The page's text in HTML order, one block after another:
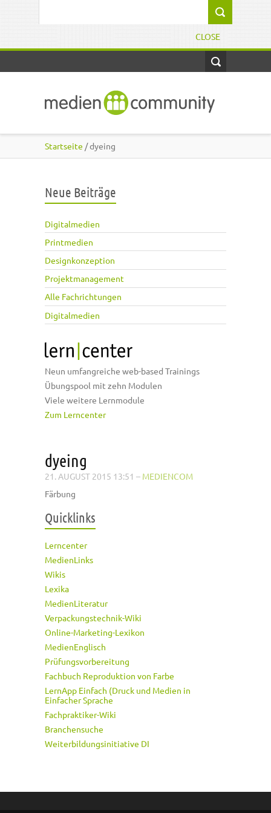
CLOSE
Startseite / dyeing
Neue Beiträge
Digitalmedien
Printmedien
Designkonzeption
Projektmanagement
Alle Fachrichtungen
Digitalmedien
Neun umfangreiche web-based Trainings
Übungspool mit zehn Modulen
Viele weitere Lernmodule
Zum Lerncenter
dyeing
21. AUGUST 2015 13:51 – MEDIENCOM
Färbung
Quicklinks
Lerncenter
MedienLinks
Wikis
Lexika
MedienLiteratur
Verpackungstechnik-Wiki
Online-Marketing-Lexikon
MedienEnglisch
Prüfungsvorbereitung
Fachbuch Reproduktion von Farbe
LernApp Einfach (Druck und Medien in
Einfacher Sprache
Fachpraktiker-Wiki
Branchensuche
Weiterbildungsinitiative DI